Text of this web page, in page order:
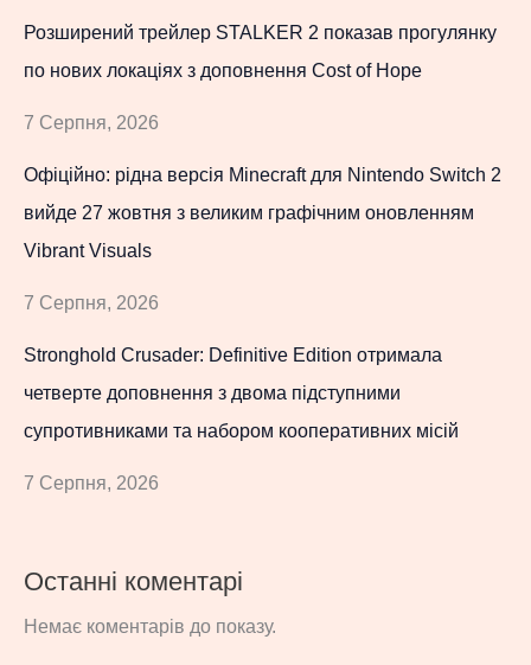
Розширений трейлер STALKER 2 показав прогулянку
по нових локаціях з доповнення Cost of Hope
7 Серпня, 2026
Офіційно: рідна версія Minecraft для Nintendo Switch 2
вийде 27 жовтня з великим графічним оновленням
Vibrant Visuals
7 Серпня, 2026
Stronghold Crusader: Definitive Edition отримала
четверте доповнення з двома підступними
супротивниками та набором кооперативних місій
7 Серпня, 2026
Останні коментарі
Немає коментарів до показу.